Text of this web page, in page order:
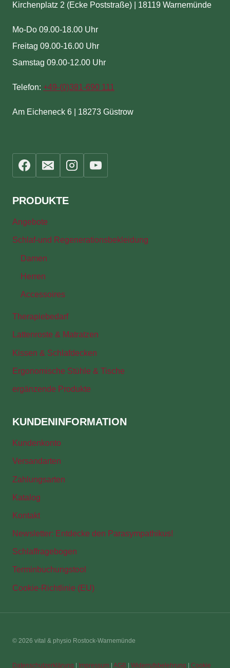
Kirchenplatz 2 (Ecke Poststraße) | 18119 Warnemünde
Mo-Do 09.00-18.00 Uhr
Freitag 09.00-16.00 Uhr
Samstag 09.00-12.00 Uhr
Telefon: +49-(0)381-690 111
Am Eicheneck 6 | 18273 Güstrow
PRODUKTE
Angebote
Schlaf-und Regenerationsbekleidung
Damen
Herren
Accessoires
Therapiebedarf
Lattenroste & Matratzen
Kissen & Schlafdecken
Ergonomische Stühle & Tische
ergänzende Produkte
KUNDENINFORMATION
Kundenkonto
Versandarten
Zahlungsarten
Katalog
Kontakt
Newsletter: Entdecke den Parasympathikus!
Schlaffragebogen
Terminbuchungstool
Cookie-Richtlinie (EU)
© 2026 vital & physio Rostock-Warnemünde
Datenschutzerklärung Impressum AGB Widerrufsbelehrung Cookie